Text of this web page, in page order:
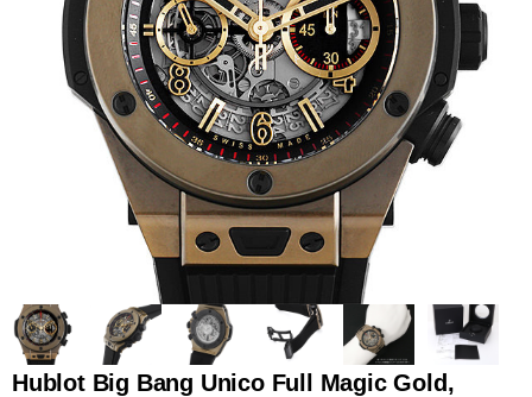
フィリップ
オーデマピゲ ウブロ カルティエ
Hublot Big Bang Unico Full Magic Gold,